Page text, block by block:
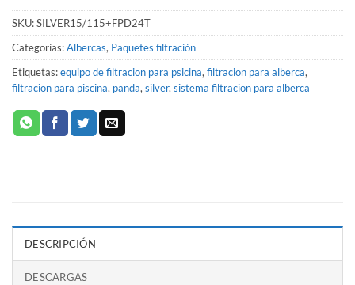
SKU:SILVER15/115+FPD24T
Categorías:Albercas, Paquetes filtración
Etiquetas:equipo de filtracion para psicina, filtracion para alberca,
filtracion para piscina, panda, silver, sistema filtracion para alberca
DESCRIPCIÓN
DESCARGAS